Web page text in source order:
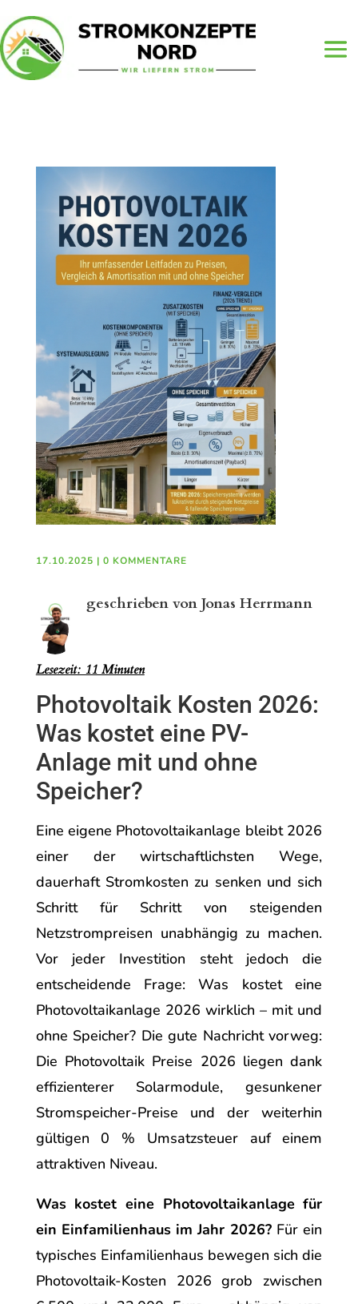
17.10.2025 | 0 KOMMENTARE
geschrieben von Jonas Herrmann
Lesezeit: 11 Minuten
Photovoltaik Kosten 2026:
Was kostet eine PV-
Anlage mit und ohne
Speicher?
Eine eigene Photovoltaikanlage bleibt 2026
einer der wirtschaftlichsten Wege,
dauerhaft Stromkosten zu senken und sich
Schritt für Schritt von steigenden
Netzstrompreisen unabhängig zu machen.
Vor jeder Investition steht jedoch die
entscheidende Frage: Was kostet eine
Photovoltaikanlage 2026 wirklich – mit und
ohne Speicher? Die gute Nachricht vorweg:
Die Photovoltaik Preise 2026 liegen dank
effizienterer Solarmodule, gesunkener
Stromspeicher-Preise und der weiterhin
gültigen 0 % Umsatzsteuer auf einem
attraktiven Niveau.
Was kostet eine Photovoltaikanlage für
ein Einfamilienhaus im Jahr 2026? Für ein
typisches Einfamilienhaus bewegen sich die
Photovoltaik-Kosten 2026 grob zwischen